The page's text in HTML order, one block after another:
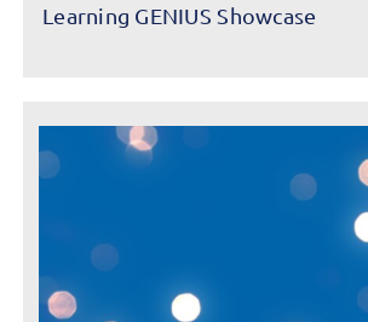
Learning GENIUS Showcase